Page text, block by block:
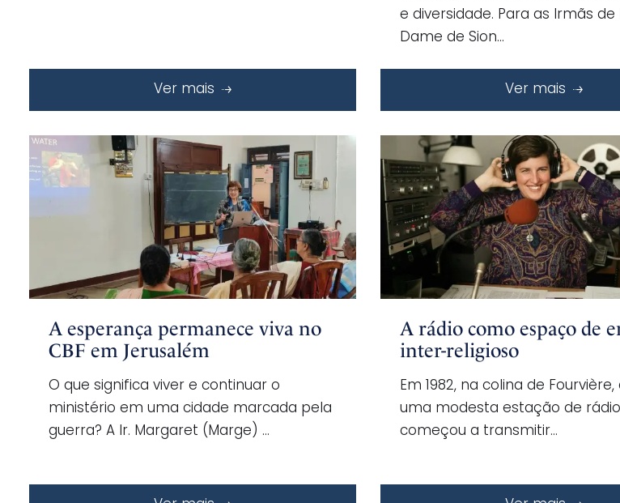
Ver mais
e diversidade. Para as Irmãs de
Dame de Sion…
Ver mais
A esperança permanece viva no
CBF em Jerusalém
O que significa viver e continuar o
ministério em uma cidade marcada pela
guerra? A Ir. Margaret (Marge) …
A rádio como espaço de
inter-religioso
Em 1982, na colina de Fourvière,
uma modesta estação de rádio
começou a transmitir…